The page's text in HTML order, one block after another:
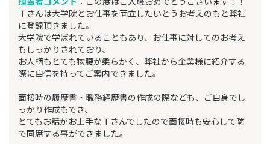
Ｔさんは大学院とお仕事を両立したいとうお考えのもと弊社
に登録頂きました。
大学院で学ばれていることもあり、お仕事に対してのお考え
もしっかりされており、
お人柄もとても物腰が柔らかく、弊社から企業様に紹介する
際に自信を持ってご案内できました。
面接時の履歴書・職務経歴書の作成の際なども、ご自身でし
っかり作成もでき、
とてもお話がお上手なＴさんでしたので面接時も安心して隣
で同席する事ができました。